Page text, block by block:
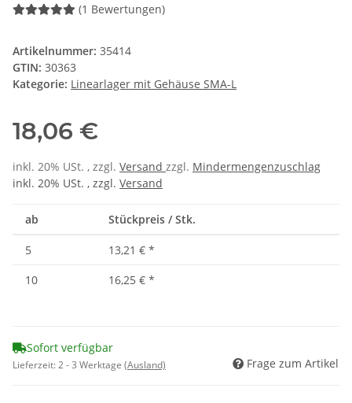
(1 Bewertungen)
Artikelnummer: 35414
GTIN: 30363
Kategorie: Linearlager mit Gehäuse SMA-L
18,06 €
inkl. 20% USt. , zzgl. Versand zzgl. Mindermengenzuschlag
inkl. 20% USt. , zzgl. Versand
ab Stückpreis / Stk.
5 13,21 € *
10
16,25 € *
Sofort verfügbar
Lieferzeit:2 - 3 Werktage (Ausland) Frage zum Artikel